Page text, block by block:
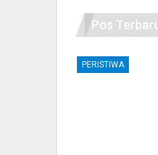
Pos
PERISTIWA